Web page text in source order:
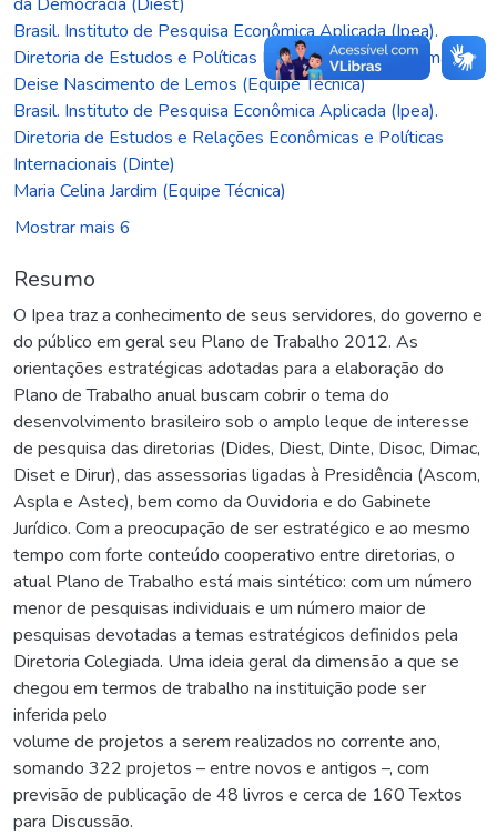
Brasil. Instituto de Pesquisa Econômica Aplicada (Ipea).
Diretoria de Estudos e Políticas Macroeconômicas (Dimac)
Deise Nascimento de Lemos (Equipe Técnica)
Brasil. Instituto de Pesquisa Econômica Aplicada (Ipea).
Diretoria de Estudos e Relações Econômicas e Políticas
Internacionais (Dinte)
Maria Celina Jardim (Equipe Técnica)
Mostrar mais 6
Resumo
O Ipea traz a conhecimento de seus servidores, do governo e
do público em geral seu Plano de Trabalho 2012. As
orientações estratégicas adotadas para a elaboração do
Plano de Trabalho anual buscam cobrir o tema do
desenvolvimento brasileiro sob o amplo leque de interesse
de pesquisa das diretorias (Dides, Diest, Dinte, Disoc, Dimac,
Diset e Dirur), das assessorias ligadas à Presidência (Ascom,
Aspla e Astec), bem como da Ouvidoria e do Gabinete
Jurídico. Com a preocupação de ser estratégico e ao mesmo
tempo com forte conteúdo cooperativo entre diretorias, o
atual Plano de Trabalho está mais sintético: com um número
menor de pesquisas individuais e um número maior de
pesquisas devotadas a temas estratégicos definidos pela
Diretoria Colegiada. Uma ideia geral da dimensão a que se
chegou em termos de trabalho na instituição pode ser
inferida pelo
volume de projetos a serem realizados no corrente ano,
somando 322 projetos – entre novos e antigos –, com
previsão de publicação de 48 livros e cerca de 160 Textos
para Discussão.